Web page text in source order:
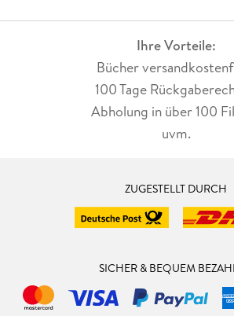
Ihre Vorteile:
Bücher
100 Tage
Abholung in über 100
uvm.
ZUGESTELLT DURCH
SICHER & BEQUEM